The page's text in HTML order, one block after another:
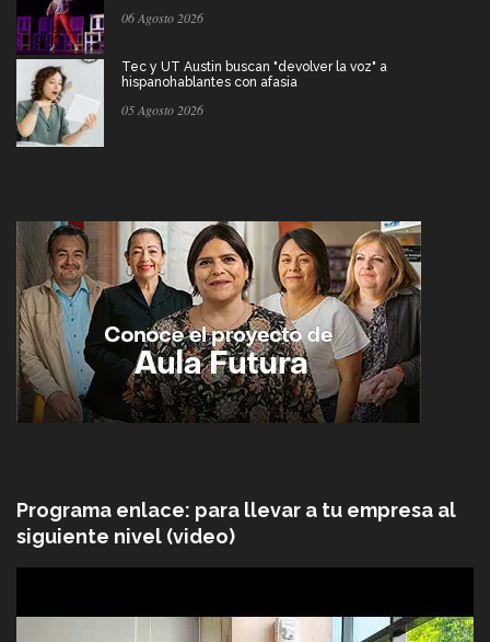
06 Agosto 2026
Tec y UT Austin buscan "devolver la voz" a
hispanohablantes con afasia
05 Agosto 2026
Programa enlace: para llevar a tu empresa al
siguiente nivel (video)